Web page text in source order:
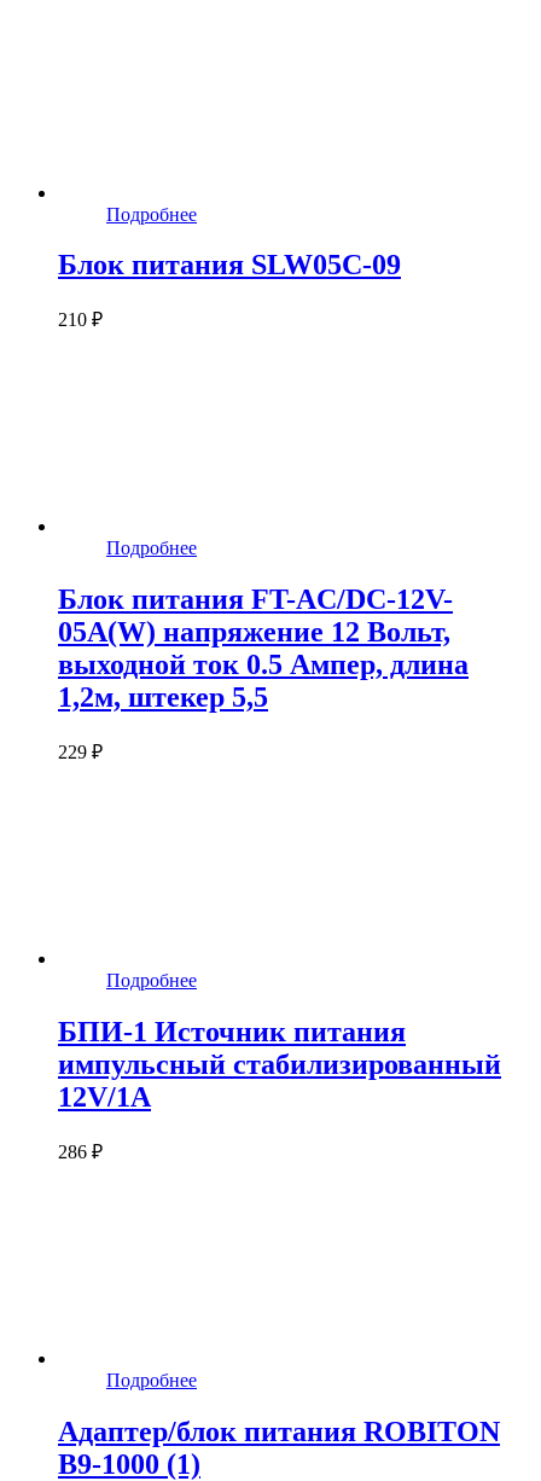
Подробнее
Блок питания SLW05C-09
210 ₽
Подробнее
Блок питания FT-AC/DC-12V-
05A(W) напряжение 12 Вольт,
выходной ток 0.5 Ампер, длина
1,2м, штекер 5,5
229 ₽
Подробнее
БПИ-1 Источник питания
импульсный стабилизированный
12V/1А
286 ₽
Подробнее
Адаптер/блок питания ROBITON
B9-1000 (1)